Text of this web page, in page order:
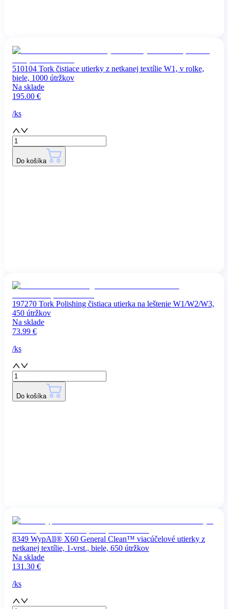
510104 Tork čistiace utierky z netkanej textílie W1, v rolke,
biele, 1000 útržkov
Na sklade
195.00 €
/ks
Do košíka
197270 Tork Polishing čistiaca utierka na leštenie W1/W2/W3,
450 útržkov
Na sklade
73.99 €
/ks
Do košíka
8349 WypAll® X60 General Clean™ viacúčelové utierky z
netkanej textílie, 1-vrst., biele, 650 útržkov
Na sklade
131.30 €
/ks